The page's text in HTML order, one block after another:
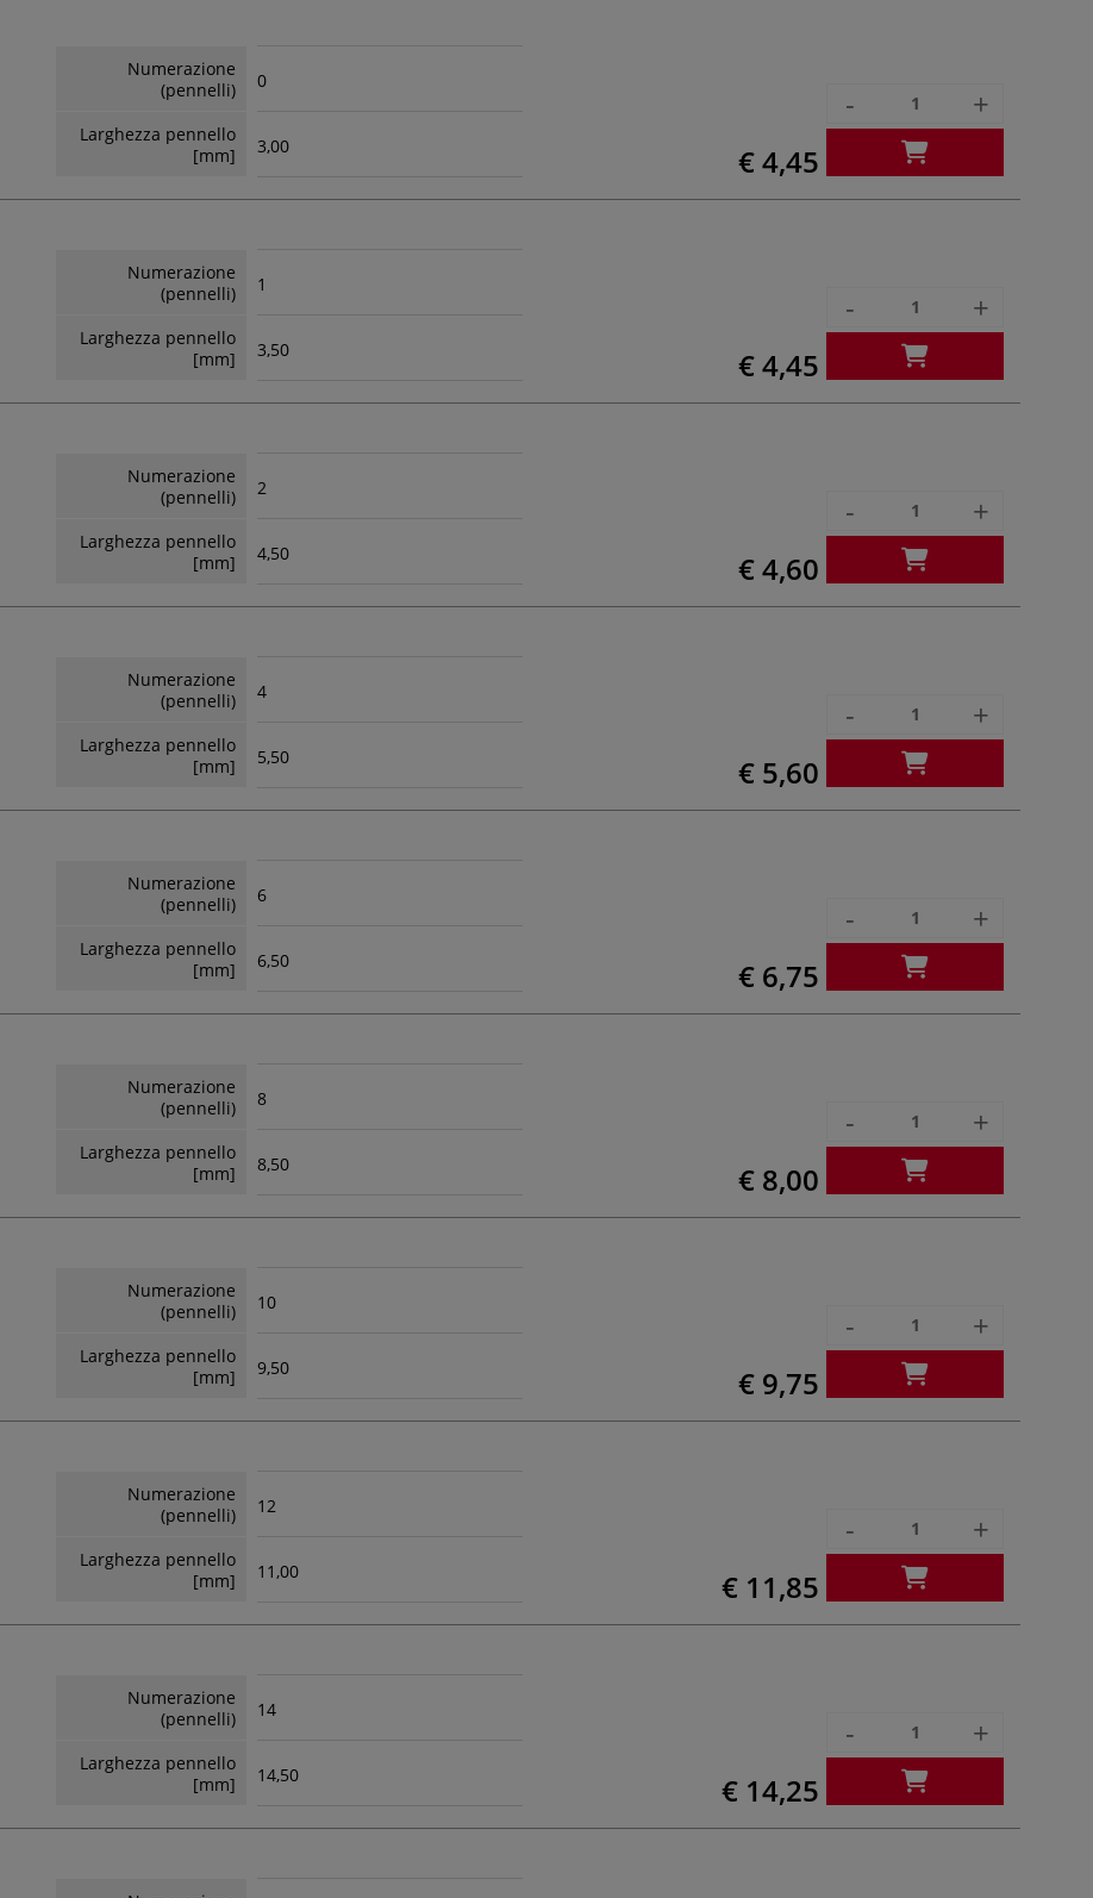
Numerazione
(pennelli)
0
Larghezza pennello
[mm]
3,00 € 4,45
- +
Numerazione
(pennelli)
1
Larghezza pennello
[mm]
3,50 € 4,45
- +
Numerazione
(pennelli)
2
Larghezza pennello
[mm]
4,50 € 4,60
- +
Numerazione
(pennelli)
4
Larghezza pennello
[mm]
5,50 € 5,60
- +
Numerazione
(pennelli)
6
Larghezza pennello
[mm]
6,50 € 6,75
- +
Numerazione
(pennelli)
8
Larghezza pennello
[mm]
8,50 € 8,00
- +
Numerazione
(pennelli)
10
Larghezza pennello
[mm]
9,50 € 9,75
- +
Numerazione
(pennelli)
12
Larghezza pennello
[mm]
11,00 € 11,85
- +
Numerazione
(pennelli)
14
Larghezza pennello
[mm]
14,50 € 14,25
- +